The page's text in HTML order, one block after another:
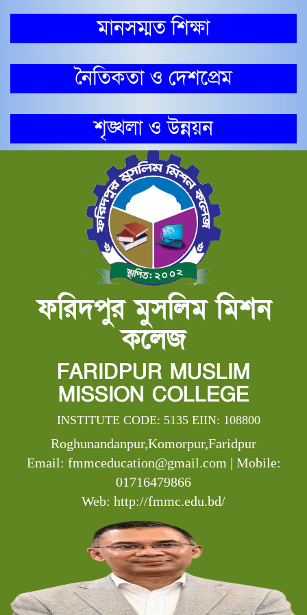
মানসম্মত শিক্ষা
নৈতিকতা ও দেশপ্রেম
শৃঙ্খলা ও উন্নয়ন
ফরিদপুর মুসলিম মিশন
কলেজ
FARIDPUR MUSLIM
MISSION COLLEGE
INSTITUTE CODE: 5135 EIIN: 108800
Roghunandanpur,Komorpur,Faridpur
Email: fmmceducation@gmail.com | Mobile:
01716479866
Web: http://fmmc.edu.bd/